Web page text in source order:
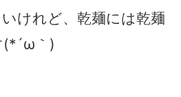
けれど、乾麺には乾麺
(*´ω｀)